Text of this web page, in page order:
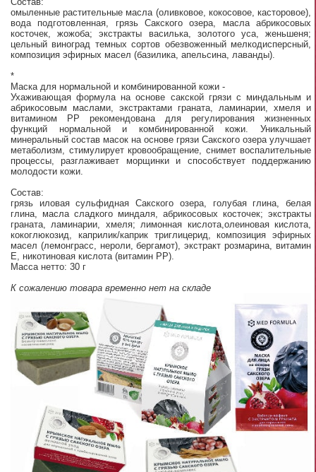
омыленные растительные масла (оливковое, кокосовое, касторовое),
вода подготовленная, грязь Сакского озера, масла абрикосовых
косточек, жожоба; экстракты василька, золотого уса, женьшеня;
цельный виноград темных сортов обезвоженный мелкодисперсный,
композиция эфирных масел (базилика, апельсина, лаванды).
*
Маска для нормальной и комбинированной кожи -
Ухаживающая формула на основе сакской грязи с миндальным и
абрикосовым маслами, экстрактами граната, ламинарии, хмеля и
витамином РР рекомендована для регулирования жизненных
функций нормальной и комбинированной кожи. Уникальный
минеральный состав масок на основе грязи Сакского озера улучшает
метаболизм, стимулирует кровообращение, снимет воспалительные
процессы, разглаживает морщинки и способствует поддержанию
молодости кожи.
Состав:
грязь иловая сульфидная Сакского озера, голубая глина, белая
глина, масла сладкого миндаля, абрикосовых косточек; экстракты
граната, ламинарии, хмеля; лимонная кислота,олеиновая кислота,
кокоглюкозид, каприлик/каприк триглицерид, композиция эфирных
масел (лемонграсс, нероли, бергамот), экстракт розмарина, витамин
Е, никотиновая кислота (витамин РР).
Масса нетто: 30 г
К сожалению товара временно нет на складе